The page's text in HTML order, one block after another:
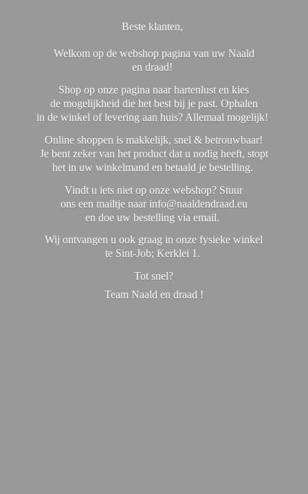
Beste klanten,
Welkom op de webshop pagina van uw Naald
en draad!
Shop op onze pagina naar hartenlust en kies
de mogelijkheid die het best bij je past. Ophalen
in de winkel of levering aan huis? Allemaal mogelijk!
Online shoppen is makkelijk, snel & betrouwbaar!
Je bent zeker van het product dat u nodig heeft, stopt
het in uw winkelmand en betaald je bestelling.
Vindt u iets niet op onze webshop? Stuur
ons een mailtje naar info@naaldendraad.eu
en doe uw bestelling via email.
Wij ontvangen u ook graag in onze fysieke winkel
te Sint-Job; Kerklei 1.
Tot snel?
Team Naald en draad !